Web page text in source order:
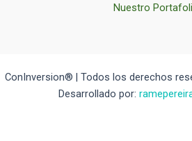
Nuestro
ConInversion® | Todos los derechos
Desarrollado por: